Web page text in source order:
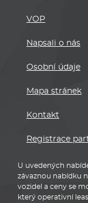
VOP
Napsali o nás
Osobní údaje
Mapa stránek
Kontakt
Registrace
U uvedených
závaznou nabídku
vozidel a ceny se
který operativní